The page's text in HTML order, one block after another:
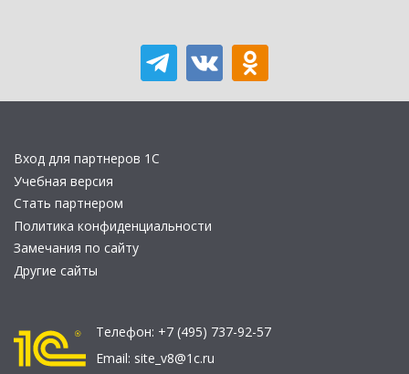
Вход для партнеров 1С
Учебная версия
Стать партнером
Политика конфиденциальности
Замечания по сайту
Другие сайты
Телефон: +7 (495) 737-92-57
Email: site_v8@1c.ru